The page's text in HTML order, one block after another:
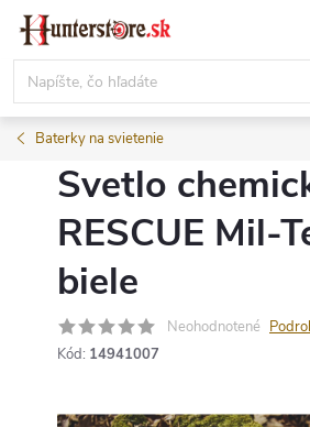
Prejsť
obsah
Baterky na svietenie
Svetlo
RESCUE Mil-
biele
Neohodnotené
Kód: 14941007